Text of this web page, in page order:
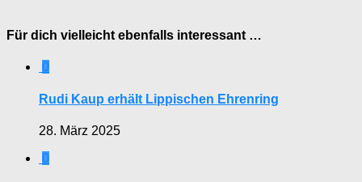
Für dich vielleicht ebenfalls interessant …
0
Rudi Kaup erhält Lippischen Ehrenring
28. März 2025
0